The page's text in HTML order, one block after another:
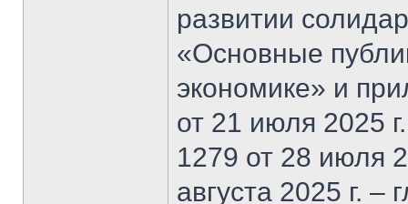
развитии
«Основные
экономике» и
от 21 июля 2025
1279 от 28 июля
августа 2025 г.